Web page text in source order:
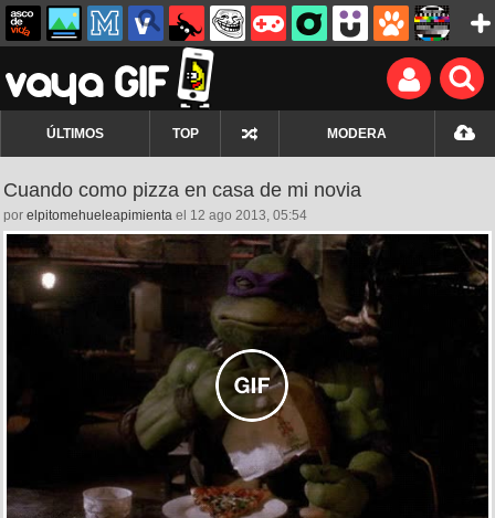
ÚLTIMOS TOP MODERA
Cuando como pizza en casa de mi novia
por elpitomehueleapimienta el 12 ago 2013, 05:54